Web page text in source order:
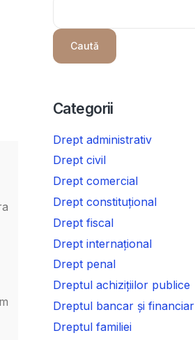
Caută
Categorii
Drept administrativ
Drept civil
Drept comercial
Drept constituțional
Drept fiscal
Drept internațional
Drept penal
Dreptul achizițiilor publice
Dreptul bancar și financiar
Dreptul familiei